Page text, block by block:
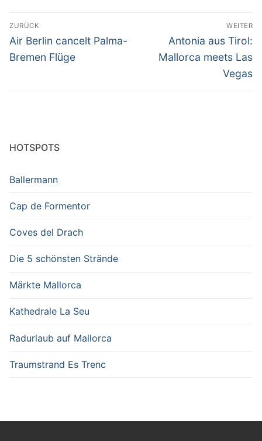
Beitragsnavigation
ZURÜCK
Vorheriger
Beitrag:
Air Berlin cancelt Palma-
Bremen Flüge
WEITER
Nächster
Beitrag:
Antonia aus Tirol:
Mallorca meets Las
Vegas
HOTSPOTS
Ballermann
Cap de Formentor
Coves del Drach
Die 5 schönsten Strände
Märkte Mallorca
Kathedrale La Seu
Radurlaub auf Mallorca
Traumstrand Es Trenc